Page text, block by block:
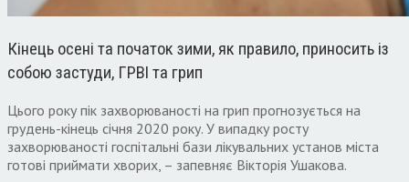
Кінець осені та початок зими, як правило, приносить із
собою застуди, ГРВІ та грип
Цього року пік захворюваності на грип прогнозується на
грудень-кінець січня 2020 року. У випадку росту
захворюваності госпітальні бази лікувальних установ міста
готові приймати хворих, – запевняє Вікторія Ушакова.